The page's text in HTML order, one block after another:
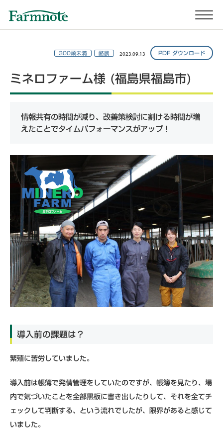
300頭未満 酪農 2023.09.13 PDF ダウンロード
ミネロファーム様 (福島県福島市)
情報共有の時間が減り、改善策検討に割ける時間が増
えたことでタイムパフォーマンスがアップ！
導⼊前の課題は？
繁殖に苦労していました。
導入前は帳簿で発情管理をしていたのですが、帳簿を見たり、場
内で気づいたことを全部黒板に書き出したりして、それを全てチ
ェックして判断する、という流れでしたが、限界があると感じて
いました。